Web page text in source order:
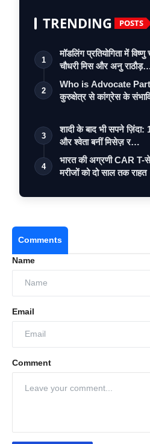
TRENDING POSTS
1
मॉडलिंग प्रतियोगिता में
चौधरी मिस और अनु
2
Who is Advocate
कुरुक्षेत्र से कांग्रेस के
3
शादी के बाद भी सपने ज़िंदा:
और श्वेता बनीं मिसेज़ र…
4
भारत की अग्रणी CAR
मरीजों को दो साल तक राहत
Comments
Name
Email
Comment